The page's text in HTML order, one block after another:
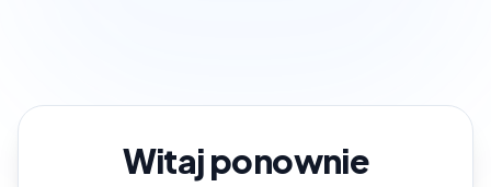
Witaj ponownie